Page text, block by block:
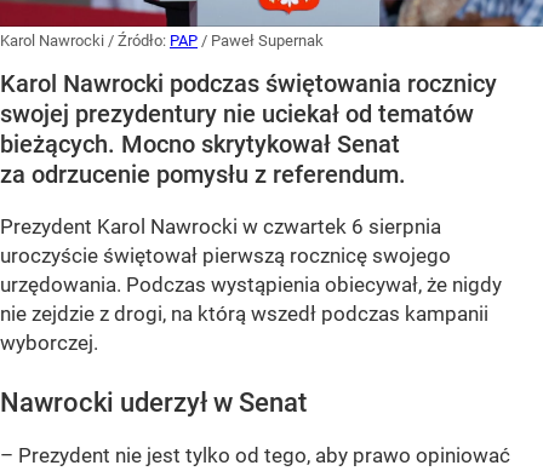
Karol Nawrocki / Źródło: PAP / Paweł Supernak
Karol Nawrocki podczas świętowania rocznicy
swojej prezydentury nie uciekał od tematów
bieżących. Mocno skrytykował Senat
za odrzucenie pomysłu z referendum.
Prezydent Karol Nawrocki w czwartek 6 sierpnia
uroczyście świętował pierwszą rocznicę swojego
urzędowania. Podczas wystąpienia obiecywał, że nigdy
nie zejdzie z drogi, na którą wszedł podczas kampanii
wyborczej.
Nawrocki uderzył w Senat
– Prezydent nie jest tylko od tego, aby prawo opiniować